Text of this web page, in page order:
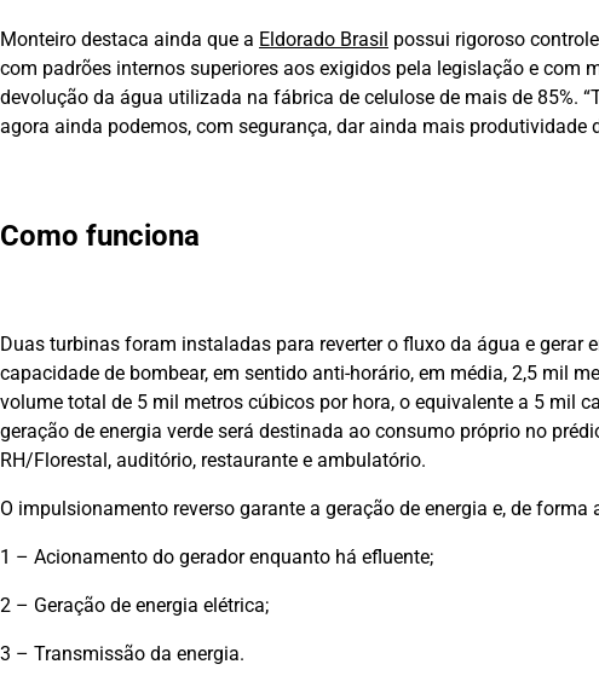
Monteiro destaca ainda que a Eldorado Brasil possui rigoroso
com padrões internos superiores aos exigidos pela legislação e com
devolução da água utilizada na fábrica de celulose de mais de 85%.
agora ainda podemos, com segurança, dar ainda mais produtividade
Como funciona
Duas turbinas foram instaladas para reverter o fluxo da água e gerar
capacidade de bombear, em sentido anti-horário, em média, 2,5 mil
volume total de 5 mil metros cúbicos por hora, o equivalente a 5 mil
geração de energia verde será destinada ao consumo próprio no
RH/Florestal, auditório, restaurante e ambulatório.
O impulsionamento reverso garante a geração de energia e, de
1 – Acionamento do gerador enquanto há efluente;
2 – Geração de energia elétrica;
3 – Transmissão da energia.